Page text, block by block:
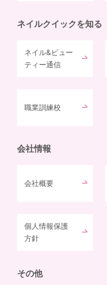
ネイルクイックを知る
ネイル&ビュー
ティー通信
職業訓練校
会社情報
会社概要
個人情報保護
方針
その他